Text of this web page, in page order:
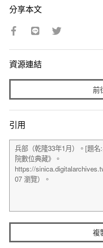
分享本文
資源連結
前
引用
複